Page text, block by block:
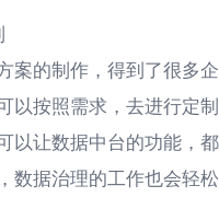
案的制作，得到了很多
以按照需求，去进行定制
以让数据中台的功能，
数据治理的工作也会轻松